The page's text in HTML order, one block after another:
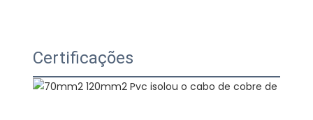
Certificações